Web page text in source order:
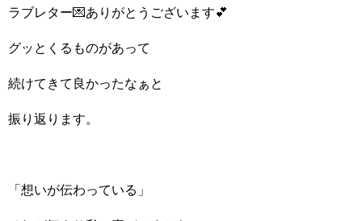
ラブレター💌ありがとうございます💕
グッとくるものがあって
続けてきて良かったなぁと
振り返ります。
「想いが伝わっている」